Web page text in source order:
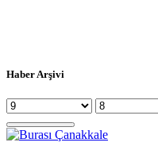
Haber Arşivi